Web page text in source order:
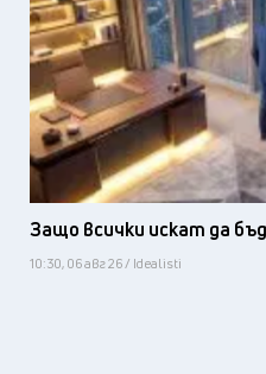
Защо всички искат да
10:30, 06 авг 26 / Idealisti